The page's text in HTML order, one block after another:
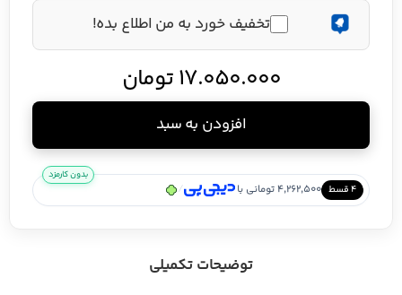
تخفیف خورد به من اطلاع بده!
17.050.000 تومان
افزودن به سبد
۴ قسط 4,262,500 تومانی با /
بدون کارمزد
توضیحات تکمیلی